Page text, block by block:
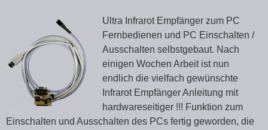
Ultra Infrarot Empfänger zum PC
Fernbedienen und PC Einschalten /
Ausschalten selbstgebaut. Nach
einigen Wochen Arbeit ist nun
endlich die vielfach gewünschte
Infrarot Empfänger Anleitung mit
hardwareseitiger !!! Funktion zum
Einschalten und Ausschalten des PCs fertig geworden, die